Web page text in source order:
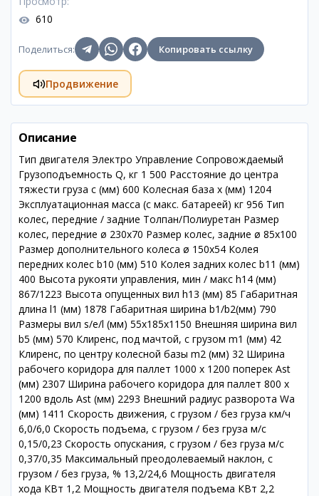
610
Поделиться: Копировать ссылку
Продвижение
Описание
Тип двигателя Электро Управление Сопровождаемый
Грузоподъемность Q, кг 1 500 Расстояние до центра
тяжести груза c (мм) 600 Колесная база x (мм) 1204
Эксплуатационная масса (с макс. батареей) кг 956 Тип
колес, передние / задние Толпан/Полиуретан Размер
колес, передние ø 230х70 Размер колес, задние ø 85х100
Размер дополнительного колеса ø 150х54 Колея
передних колес b10 (мм) 510 Колея задних колес b11 (мм)
400 Высота рукояти управления, мин / макс h14 (мм)
867/1223 Высота опущенных вил h13 (мм) 85 Габаритная
длина l1 (мм) 1878 Габаритная ширина b1/b2(мм) 790
Размеры вил s/e/l (мм) 55х185х1150 Внешняя ширина вил
b5 (мм) 570 Клиренс, под мачтой, с грузом m1 (мм) 42
Клиренс, по центру колесной базы m2 (мм) 32 Ширина
рабочего коридора для паллет 1000 х 1200 поперек Ast
(мм) 2307 Ширина рабочего коридора для паллет 800 х
1200 вдоль Ast (мм) 2293 Внешний радиус разворота Wa
(мм) 1411 Скорость движения, с грузом / без груза км/ч
6,0/6,0 Скорость подъема, с грузом / без груза м/с
0,15/0,23 Скорость опускания, с грузом / без груза м/с
0,37/0,35 Максимальный преодолеваемый наклон, с
грузом / без груза, % 13,2/24,6 Мощность двигателя
хода КВт 1,2 Мощность двигателя подъема КВт 2,2